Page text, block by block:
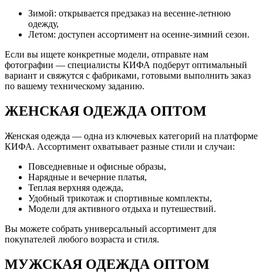
Зимой: открывается предзаказ на весенне-летнюю
одежду,
Летом: доступен ассортимент на осенне-зимний сезон.
Если вы ищете конкретные модели, отправьте нам
фотографии — специалисты КИФА подберут оптимальный
вариант и свяжутся с фабриками, готовыми выполнить заказ
по вашему техническому заданию.
ЖЕНСКАЯ ОДЕЖДА ОПТОМ
Женская одежда — одна из ключевых категорий на платформе
КИФА. Ассортимент охватывает разные стили и случаи:
Повседневные и офисные образы,
Нарядные и вечерние платья,
Теплая верхняя одежда,
Удобный трикотаж и спортивные комплекты,
Модели для активного отдыха и путешествий.
Вы можете собрать универсальный ассортимент для
покупателей любого возраста и стиля.
МУЖСКАЯ ОДЕЖДА ОПТОМ